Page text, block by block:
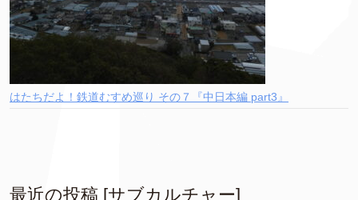
はたちだよ！鉄道むすめ巡り その７『中日本編 part3』
最近の投稿 [サブカルチャー]